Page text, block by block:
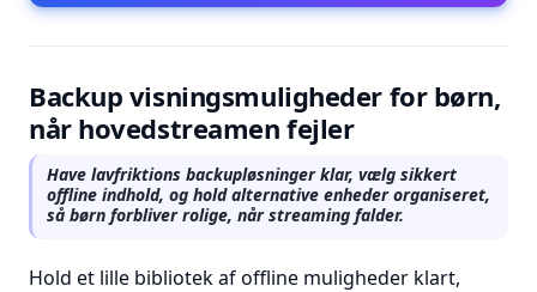
Backup visningsmuligheder for børn,
når hovedstreamen fejler
Have lavfriktions backupløsninger klar, vælg sikkert
offline indhold, og hold alternative enheder organiseret,
så børn forbliver rolige, når streaming falder.
Hold et lille bibliotek af offline muligheder klart,